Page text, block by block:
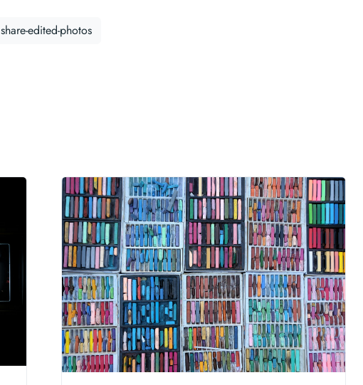
share-edited-photos